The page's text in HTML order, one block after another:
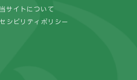
当サイトについて
シビリティポリシー